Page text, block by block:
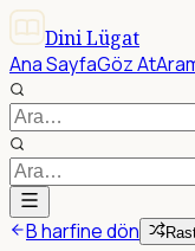
Dini Lügat
Ana SayfaGöz At
B harfine dön